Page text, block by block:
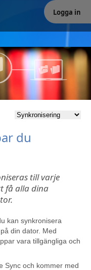
our site you are
Logga in
du
till varje
få alla dina
kan synkronisera
din dator. Med
vara tillgängliga och
Sync och kommer med